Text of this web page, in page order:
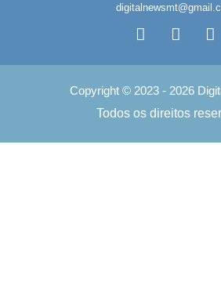
Copyright © 2023 - 2026
Todos os direitos